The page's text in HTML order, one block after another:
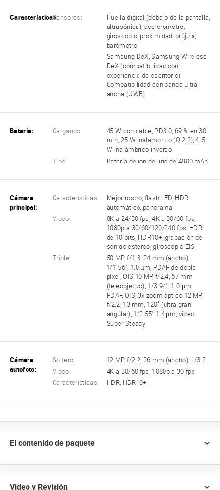
Características:Sensores:
Huella digital (debajo de la pantalla,
ultrasónica), acelerómetro,
giroscopio, proximidad, brújula,
barómetro
Samsung DeX, Samsung Wireless
DeX (compatibilidad con
experiencia de escritorio)
Compatibilidad con banda ultra
ancha (UWB)
Batería: Cargando:
45 W con cable, PD3.0, 69 % en 30
min, 25 W inalámbrico (Qi2.2), 4, 5
W inalámbrico inverso
Tipo:
Batería de ion de litio de 4900 mAh
Cámara
principal:
Características:
Mejor rostro, flash LED, HDR
automático, panorama
Video:
8K a 24/30 fps, 4K a 30/60 fps,
1080p a 30/60/120/240 fps, HDR
de 10 bits, HDR10+, grabación de
sonido estéreo, giroscopio EIS
Triple:
50 MP, f/1.8, 24 mm (ancho),
1/1.56", 1.0 µm, PDAF de doble
píxel, OIS 10 MP, f/2.4, 67 mm
(teleobjetivo), 1/3.94", 1.0 µm,
PDAF, OIS, 3x zoom óptico 12 MP,
f/2.2, 13 mm, 120˚ (ultra gran
angular), 1/2.55" 1.4 µm, video
Super Steady
Cámara
autofoto:
Soltero:
12 MP, f/2.2, 26 mm (ancho), 1/3.2
Video:
4K a 30/60 fps, 1080p a 30 fps
Características:
HDR, HDR10+
El contenido de paquete
Video y Revisión